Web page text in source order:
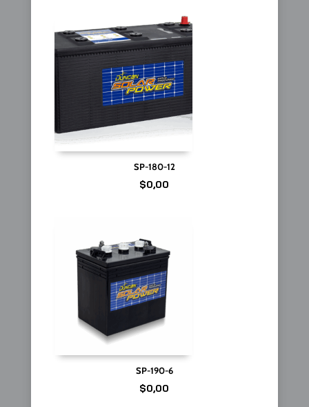
SP-180-12
$0,00
SP-190-6
$0,00